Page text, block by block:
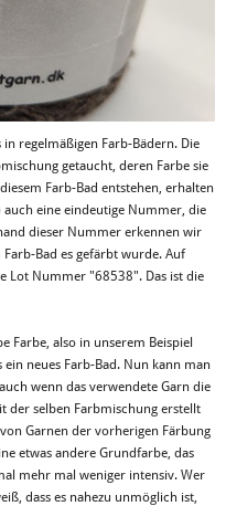
regelmäßigen Farb-Bädern. Die
getaucht, deren Farbe sie
Farb-Bad entstehen, erhalten
auch eine eindeutige Nummer, die
dieser Nummer erkennen wir
Bad es gefärbt wurde. Auf
Lot Nummer "68538". Das ist die
Farbe, also in unserem Beispiel
neues Farb-Bad. Nun kann man
wenn das verwendete Garn die
der selben Farbmischung erstellt
Garnen der vorherigen Färbung
etwas andere Grundfarbe, das
mehr mal weniger intensiv. Wer
dass es nahezu unmöglich ist,